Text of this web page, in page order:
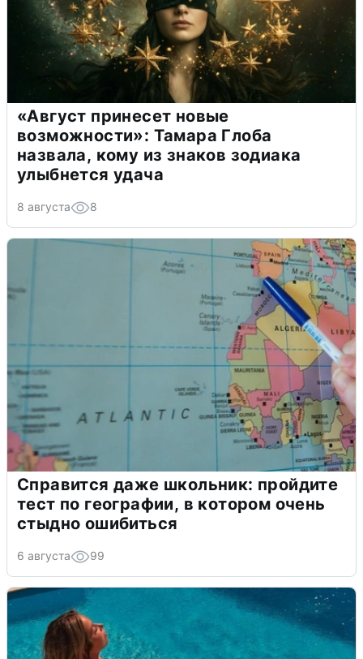
«Август принесет новые
возможности»: Тамара Глоба
назвала, кому из знаков зодиака
улыбнется удача
8 августа 8
Справится даже школьник: пройдите
тест по географии, в котором очень
стыдно ошибиться
6 августа 99